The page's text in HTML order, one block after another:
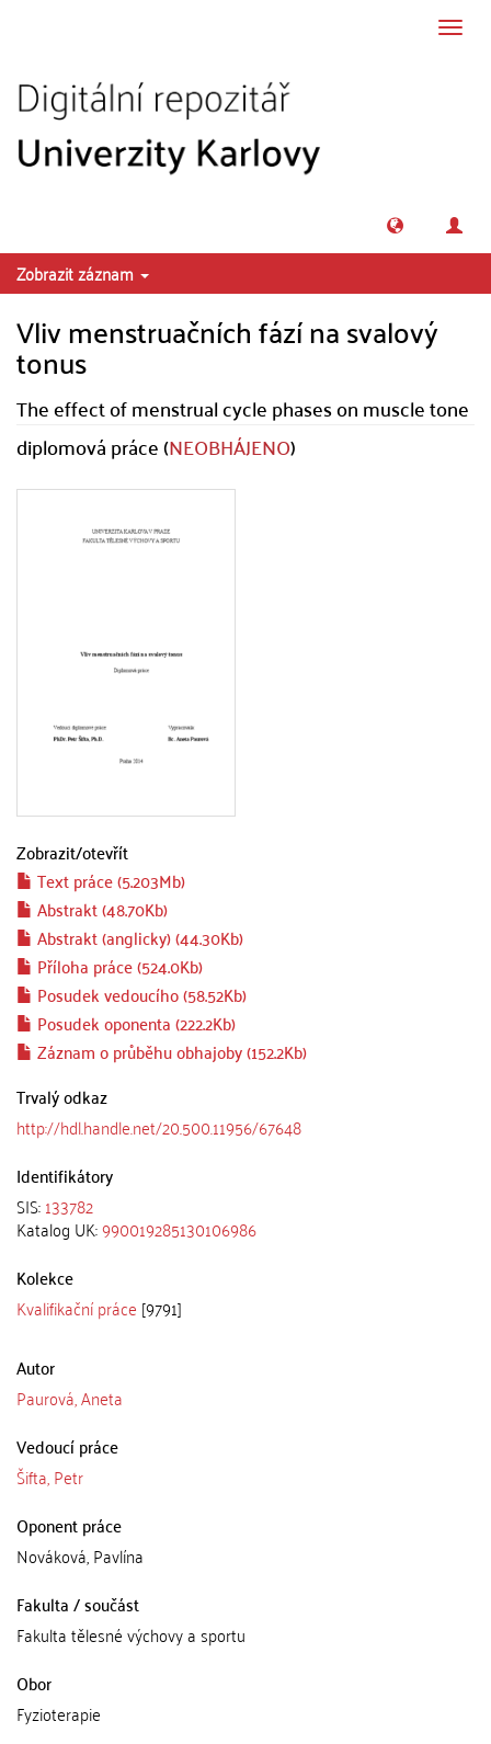
Zobrazit záznam
Vliv menstruačních fází na svalový
tonus
The effect of menstrual cycle phases on muscle tone
diplomová práce (NEOBHÁJENO)
Zobrazit/otevřít
Text práce (5.203Mb)
Abstrakt (48.70Kb)
Abstrakt (anglicky) (44.30Kb)
Příloha práce (524.0Kb)
Posudek vedoucího (58.52Kb)
Posudek oponenta (222.2Kb)
Záznam o průběhu obhajoby (152.2Kb)
Trvalý odkaz
http://hdl.handle.net/20.500.11956/67648
Identifikátory
SIS:133782
Katalog UK:990019285130106986
Kolekce
Kvalifikační práce [9791]
Autor
Paurová, Aneta
Vedoucí práce
Šifta, Petr
Oponent práce
Nováková, Pavlína
Fakulta / součást
Fakulta tělesné výchovy a sportu
Obor
Fyzioterapie